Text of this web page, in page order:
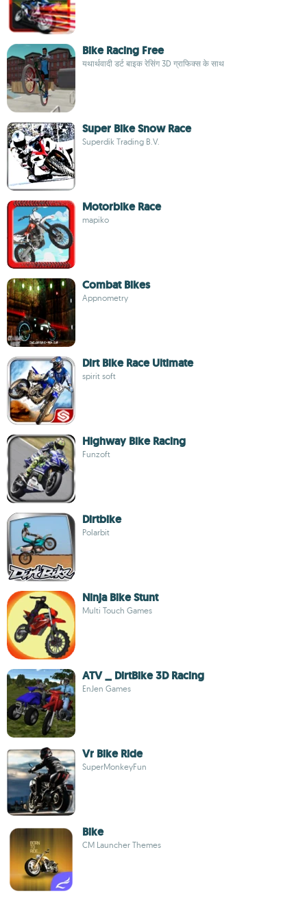
Bike Racing Free
यथार्थवादी डर्ट बाइक रेसिंग 3D ग्राफिक्स के साथ
Super Bike Snow Race
Superdik Trading B.V.
Motorbike Race
mapiko
Combat Bikes
Appnometry
Dirt Bike Race Ultimate
spirit soft
Highway Bike Racing
Funzoft
Dirtbike
Polarbit
Ninja Bike Stunt
Multi Touch Games
ATV _ DirtBike 3D Racing
EnJen Games
Vr Bike Ride
SuperMonkeyFun
Bike
CM Launcher Themes